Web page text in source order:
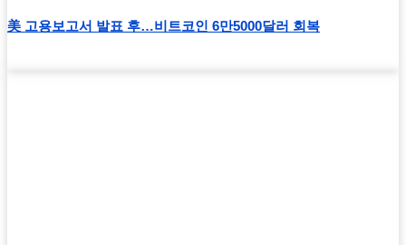
美 고용보고서 발표 후…비트코인 6만5000달러 회복